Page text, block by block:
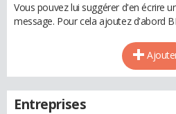
Vous pouvez lui suggérer d'en écrire
message. Pour cela ajoutez d'abord
Entreprises